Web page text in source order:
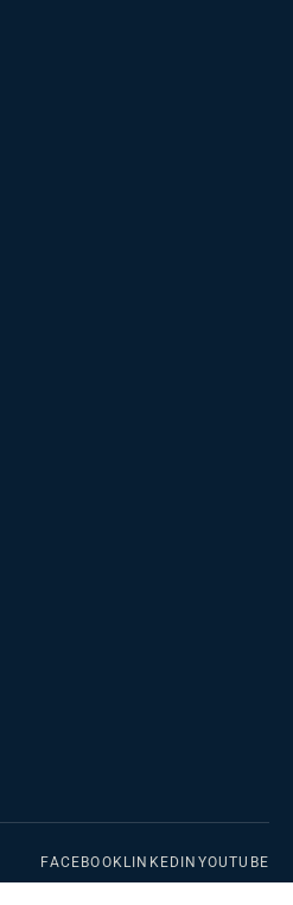
FACEBOOK LINKEDIN YOUTUBE